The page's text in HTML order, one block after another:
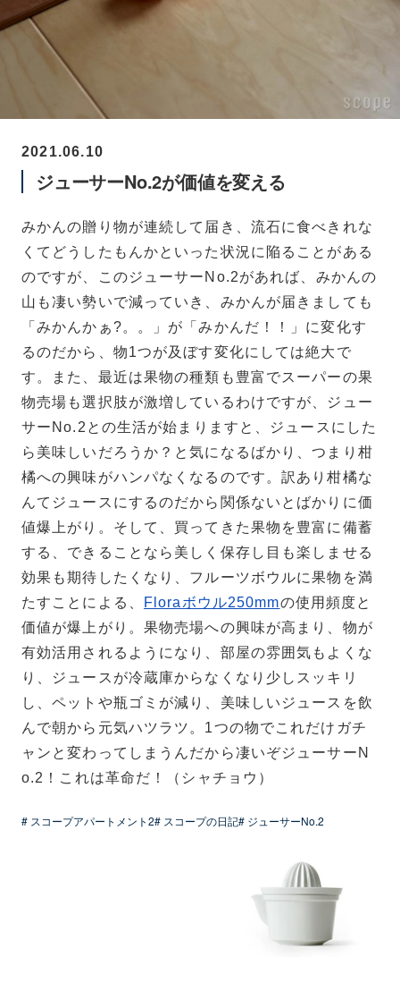
2021.06.10
ジューサーNo.2が価値を変える
みかんの贈り物が連続して届き、流石に食べきれな
くてどうしたもんかといった状況に陥ることがある
のですが、このジューサーNo.2があれば、みかんの
山も凄い勢いで減っていき、みかんが届きましても
「みかんかぁ?。。」が「みかんだ！！」に変化す
るのだから、物1つが及ぼす変化にしては絶大で
す。また、最近は果物の種類も豊富でスーパーの果
物売場も選択肢が激増しているわけですが、ジュー
サーNo.2との生活が始まりますと、ジュースにした
ら美味しいだろうか？と気になるばかり、つまり柑
橘への興味がハンパなくなるのです。訳あり柑橘な
んてジュースにするのだから関係ないとばかりに価
値爆上がり。そして、買ってきた果物を豊富に備蓄
する、できることなら美しく保存し目も楽しませる
効果も期待したくなり、フルーツボウルに果物を満
たすことによる、
Floraボウル250mmの使用頻度と
価値が爆上がり。果物売場への興味が高まり、物が
有効活用されるようになり、部屋の雰囲気もよくな
り、ジュースが冷蔵庫からなくなり少しスッキリ
し、ペットや瓶ゴミが減り、美味しいジュースを飲
んで朝から元気ハツラツ。1つの物でこれだけガチ
ャンと変わってしまうんだから凄いぞジューサーN
o.2！これは革命だ！（シャチョウ）
# スコープアパートメント2# スコープの日記# ジューサーNo.2